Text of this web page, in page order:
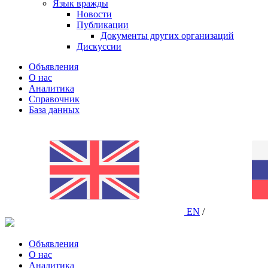
Язык вражды
Новости
Публикации
Документы других организаций
Дискуссии
Объявления
О нас
Аналитика
Справочник
База данных
EN /
Объявления
О нас
Аналитика